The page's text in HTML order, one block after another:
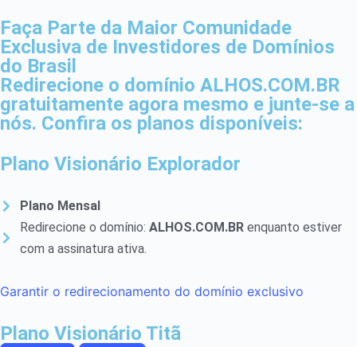
Faça Parte da Maior Comunidade
Exclusiva de Investidores de Domínios
do Brasil
Redirecione o domínio ALHOS.COM.BR
gratuitamente agora mesmo e junte-se a
nós. Confira os planos disponíveis:
Plano Visionário Explorador
Plano Mensal
Redirecione o domínio: ALHOS.COM.BR enquanto estiver
com a assinatura ativa.
Garantir o redirecionamento do domínio exclusivo
Plano Visionário Titã